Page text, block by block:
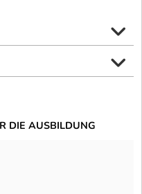
DIE AUSBILDUNG